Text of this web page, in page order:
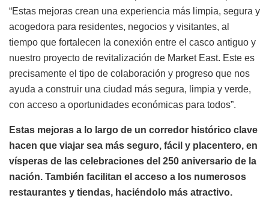
“Estas mejoras crean una experiencia más limpia, segura y
acogedora para residentes, negocios y visitantes, al
tiempo que fortalecen la conexión entre el casco antiguo y
nuestro proyecto de revitalización de Market East. Este es
precisamente el tipo de colaboración y progreso que nos
ayuda a construir una ciudad más segura, limpia y verde,
con acceso a oportunidades económicas para todos”.
Estas mejoras a lo largo de un corredor histórico clave
hacen que viajar sea más seguro, fácil y placentero, en
vísperas de las celebraciones del 250 aniversario de la
nación. También facilitan el acceso a los numerosos
restaurantes y tiendas, haciéndolo más atractivo.